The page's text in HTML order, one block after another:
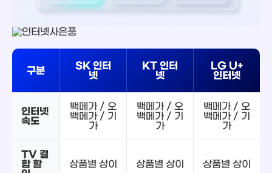
구분
SK 인터
넷
KT 인터
넷
LG U+
인터넷
인터넷
속도
백메가 / 오
백메가 / 기
가
백메가 / 오
백메가 / 기
가
백메가 / 오
백메가 / 기
가
TV 결
합 할
상품별 상이 상품별 상이 상품별 상이